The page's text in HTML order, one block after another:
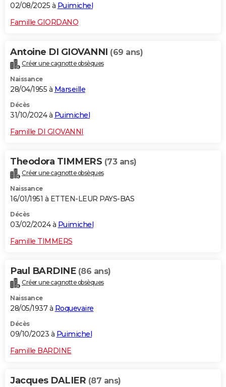
Carte de Noël
Carte Bonne année
Carte Saint-Valentin
Carte Pâques
Carte d'anniversaire
DICTIONNAIRE
Dictionnaire
Biographies
Citations
Expressions
Proverbes
PROGRAMME TV
S'inscrire
Se connecter
Lycées
Collèges
Primaires
Universités
Entreprises
Service militaire
Avis de recherche
AVIS DE DÉCÈS
FORUM
Bricolage
Lifestyle
Culture
Sport
Auto
Television
Voyage
Cinema
02/08/2025 à Puimichel
Famille GIORDANO
Antoine DI GIOVANNI (69 ans)
Créer une cagnotte obsèques
Naissance
28/04/1955 à Marseille
Décès
31/10/2024 à Puimichel
Famille DI GIOVANNI
Theodora TIMMERS (73 ans)
Créer une cagnotte obsèques
Naissance
16/01/1951 à ETTEN-LEUR PAYS-BAS
Décès
03/02/2024 à Puimichel
Famille TIMMERS
Paul BARDINE (86 ans)
Créer une cagnotte obsèques
Naissance
28/05/1937 à Roquevaire
Décès
09/10/2023 à Puimichel
Famille BARDINE
Jacques DALIER (87 ans)